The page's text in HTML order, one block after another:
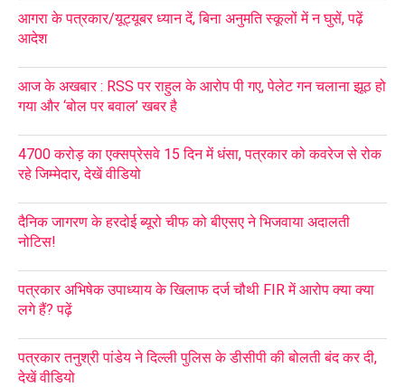
आगरा के पत्रकार/यूट्यूबर ध्यान दें, बिना अनुमति स्कूलों में न घुसें, पढ़ें
आदेश
आज के अखबार : RSS पर राहुल के आरोप पी गए, पेलेट गन चलाना झूठ हो
गया और ‘बोल पर बवाल’ खबर है
4700 करोड़ का एक्सप्रेसवे 15 दिन में धंसा, पत्रकार को कवरेज से रोक
रहे जिम्मेदार, देखें वीडियो
दैनिक जागरण के हरदोई ब्यूरो चीफ को बीएसए ने भिजवाया अदालती
नोटिस!
पत्रकार अभिषेक उपाध्याय के खिलाफ दर्ज चौथी FIR में आरोप क्या क्या
लगे हैं? पढ़ें
पत्रकार तनुश्री पांडेय ने दिल्ली पुलिस के डीसीपी की बोलती बंद कर दी,
देखें वीडियो